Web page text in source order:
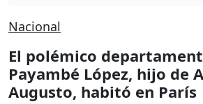
Nacional
El polémico
Payambé López, hijo de
Augusto, habitó en París